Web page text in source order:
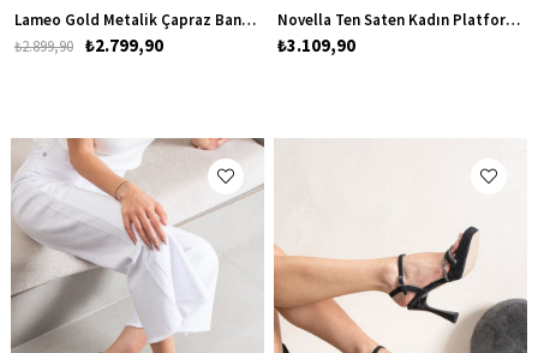
Lameo Gold Metalik Çapraz Bantlı Kadın Platform Topuklu Ayakkabı
₺2.799,90
₺2.899,90
Novella Ten Saten Kadın Platform Topuklu Ayakkabı
₺3.109,90